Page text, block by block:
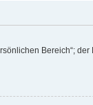
Bereich“;